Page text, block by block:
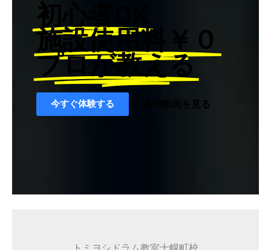
初心者OK
施設使用料￥０
プロが教える
今すぐ体験する 案内動画を見る
トミヨシドラム教室士幌町校